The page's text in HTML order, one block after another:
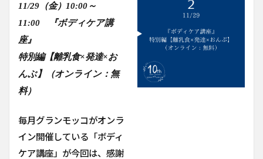
11/29（金）10:00～
11:00 『ボディケア講
座』
特別編【離乳食×発達×お
んぶ】（オンライン：無
料）
毎月グランモッコがオンラ
イン開催している「ボディ
ケア講座」が今回は、感謝